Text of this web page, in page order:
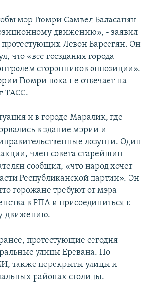
РС
мэр Гюмри Самвел Баласанян
движению», - заявил
протестующих Левон Барсегян. Он
что «все госздания города
сторонников оппозиции».
Гюмри пока не отвечает на
ТАСС.
и в городе Маралик, где
в здание мэрии и
лозунги. Один
член совета старейшин
сообщил, «что народ хочет
Республиканской партии». Он
горожане требуют от мэра
в РПА и присоединиться к
движению.
протестующие сегодня
улицы Еревана. По
также перекрыты улицы и
районах столицы.